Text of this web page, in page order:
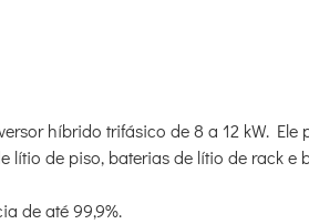
híbrido trifásico de 8 a 12 kW.
lítio de piso, baterias de lítio de rack e
de até 99,9%.